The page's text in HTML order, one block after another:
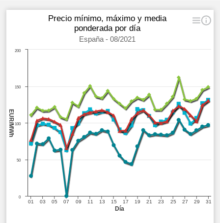
Día
EUR/MWh
Precio mínimo, máximo y media
ponderada por día
España - 08/2021
01 03 05 07 09 11 13 15 17 19 21 23 25 27 29 31
0
50
100
150
200